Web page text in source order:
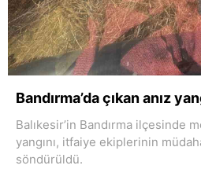
Bandırma’da çıkan anız
Balıkesir’in Bandırma ilçesinde
yangını, itfaiye ekiplerinin
söndürüldü.